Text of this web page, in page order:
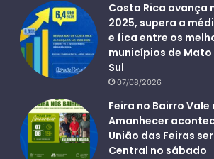
Costa Rica avança
2025, supera a
e fica entre os
municípios de Mato
Sul
07/08/2026
Feira no Bairro Vale
Amanhecer
União das Feiras
Central no sábado